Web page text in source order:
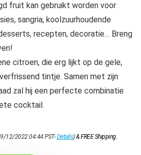
fruit kan gebruikt worden voor
sangria, koolzuurhoudende
recepten, decoratie… Breng
citroen, die erg lijkt op de gele,
tintje. Samen met zijn
zal hij een perfecte combinatie
cocktail.
12/2022 04:44 PST-Details)&FREE Shipping.